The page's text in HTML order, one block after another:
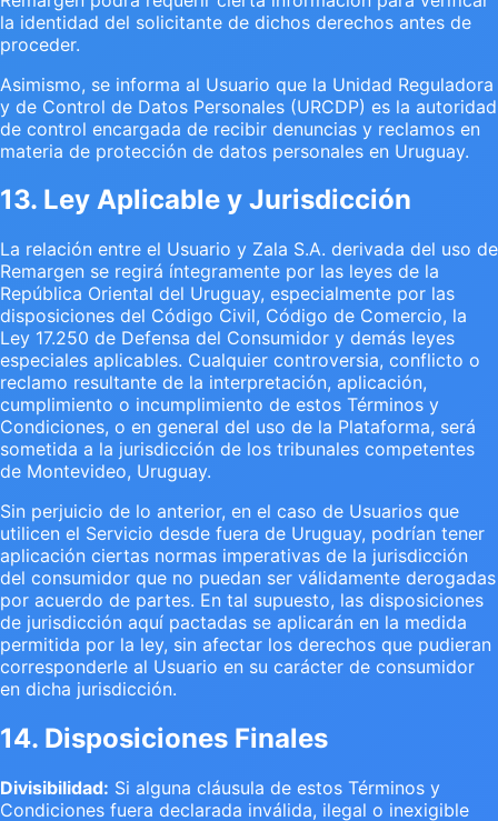
la identidad del solicitante de dichos derechos antes de
proceder.
Asimismo, se informa al Usuario que la Unidad Reguladora
y de Control de Datos Personales (URCDP) es la autoridad
de control encargada de recibir denuncias y reclamos en
materia de protección de datos personales en Uruguay.
13. Ley Aplicable y Jurisdicción
La relación entre el Usuario y Zala S.A. derivada del uso de
Remargen se regirá íntegramente por las leyes de la
República Oriental del Uruguay, especialmente por las
disposiciones del Código Civil, Código de Comercio, la
Ley 17.250 de Defensa del Consumidor y demás leyes
especiales aplicables. Cualquier controversia, conflicto o
reclamo resultante de la interpretación, aplicación,
cumplimiento o incumplimiento de estos Términos y
Condiciones, o en general del uso de la Plataforma, será
sometida a la jurisdicción de los tribunales competentes
de Montevideo, Uruguay.
Sin perjuicio de lo anterior, en el caso de Usuarios que
utilicen el Servicio desde fuera de Uruguay, podrían tener
aplicación ciertas normas imperativas de la jurisdicción
del consumidor que no puedan ser válidamente derogadas
por acuerdo de partes. En tal supuesto, las disposiciones
de jurisdicción aquí pactadas se aplicarán en la medida
permitida por la ley, sin afectar los derechos que pudieran
corresponderle al Usuario en su carácter de consumidor
en dicha jurisdicción.
14. Disposiciones Finales
Divisibilidad: Si alguna cláusula de estos Términos y
Condiciones fuera declarada inválida, ilegal o inexigible